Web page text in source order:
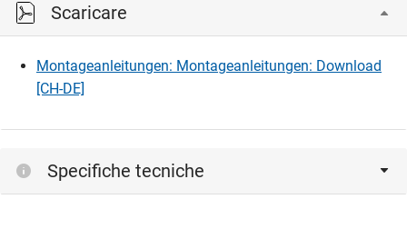
Accedi per visualizzare e scaricare i file CAD.
Scaricare
Montageanleitungen: Montageanleitungen: Download
[CH-DE]
Specifiche tecniche